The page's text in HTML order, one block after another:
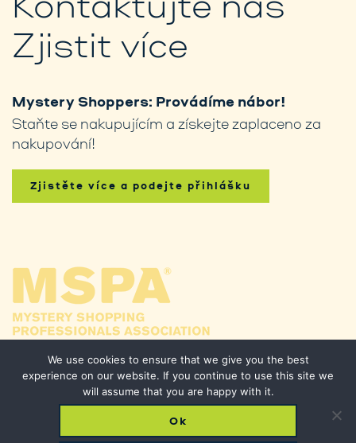
Zjistit více
Mystery Shoppers: Provádíme nábor!
Staňte se nakupujícím a získejte zaplaceno za
nakupování!
Zjistěte více a podejte přihlášku
© 2026 Phantom Shopping. All Rights Reserved.
We use cookies to ensure that we give you the best
experience on our website. If you continue to use this site we
will assume that you are happy with it.
Ok